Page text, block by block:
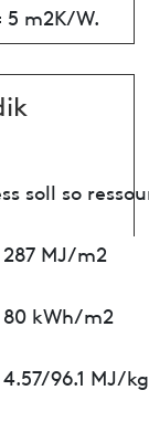
5 m2K/W.
soll so
287 MJ/m2
80 kWh/m2
4.57/96.1 MJ/kg